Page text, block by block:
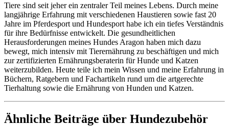
Tiere sind seit jeher ein zentraler Teil meines Lebens. Durch meine
langjährige Erfahrung mit verschiedenen Haustieren sowie fast 20
Jahre im Pferdesport und Hundesport habe ich ein tiefes Verständnis
für ihre Bedürfnisse entwickelt. Die gesundheitlichen
Herausforderungen meines Hundes Aragon haben mich dazu
bewegt, mich intensiv mit Tierernährung zu beschäftigen und mich
zur zertifizierten Ernährungsberaterin für Hunde und Katzen
weiterzubilden. Heute teile ich mein Wissen und meine Erfahrung in
Büchern, Ratgebern und Fachartikeln rund um die artgerechte
Tierhaltung sowie die Ernährung von Hunden und Katzen.
Ähnliche Beiträge über Hundezubehör